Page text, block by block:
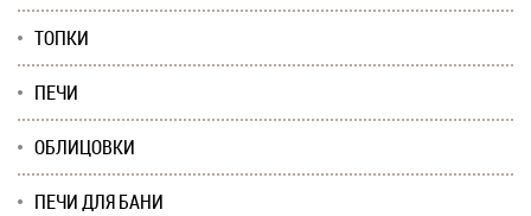
ТОПКИ
ПЕЧИ
ОБЛИЦОВКИ
ПЕЧИ ДЛЯ БАНИ